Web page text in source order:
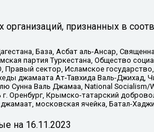
признанных в
База, Асбат аль-Ансар,
партия Туркестана, Общество
сектор, Исламское
джамаата Ат-Тавхида Валь-Джихад,
Валь Джамаа, National Socialism/
Оренбург, Крымско-татарский
московская ячейка, Батал-
на 16.11.2023